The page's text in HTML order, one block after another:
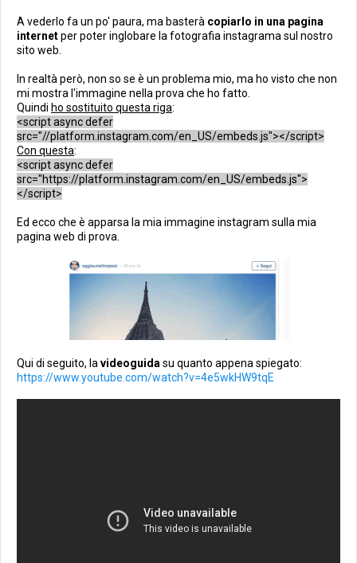
A vederlo fa un po' paura, ma basterà copiarlo in una pagina
internetper poter inglobare la fotografia instagrama sul nostro
sito web.
In realtà però, non so se è un problema mio, ma ho visto che non
mi mostra l'immagine nella prova che ho fatto.
Quindi ho sostituito questa riga:
<script async defer
src="//platform.instagram.com/en_US/embeds.js"></script>
Con questa:
<script async defer
src="https://platform.instagram.com/en_US/embeds.js">
</script>
Ed ecco che è apparsa la mia immagine instagram sulla mia
pagina web di prova.
Qui di seguito, la videoguida su quanto appena spiegato:
https://www.youtube.com/watch?v=4e5wkHW9tqE